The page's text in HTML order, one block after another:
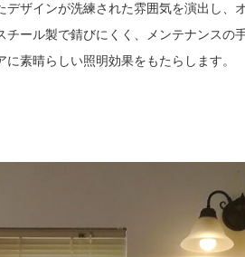
ザインが洗練された雰囲気を演出し、
ール製で錆びにくく、メンテナンスの
素晴らしい照明効果をもたらします。